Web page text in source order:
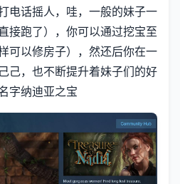
电话摇人，哇，一般的妹子一
接跑了），你可以通过挖宝至
可以修房子），然还后你在一
己，也不断提升着妹子们的好
字纳迪亚之宝